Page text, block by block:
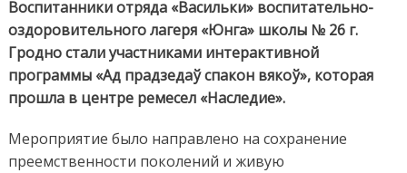
Воспитанники отряда «Васильки» воспитательно-
оздоровительного лагеря «Юнга» школы № 26 г.
Гродно стали участниками интерактивной
программы «Ад прадзедаў спакон вякоў», которая
прошла в центре ремесел «Наследие».
Мероприятие было направлено на сохранение
преемственности поколений и живую